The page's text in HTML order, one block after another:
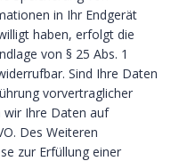
in Ihr Endgerät
haben, erfolgt die
von § 25 Abs. 1
Sind Ihre Daten
vorvertraglicher
Ihre Daten auf
Des Weiteren
zur Erfüllung einer